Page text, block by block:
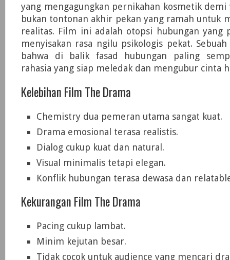
yang mengagungkan pernikahan kosmetik demi
bukan tontonan akhir pekan yang ramah untuk
realitas. Film ini adalah otopsi hubungan yang
menyisakan rasa ngilu psikologis pekat.
bahwa di balik fasad hubungan paling
rahasia yang siap meledak dan mengubur cinta
Kelebihan Film The Drama
Chemistry dua pemeran utama sangat kuat.
Drama emosional terasa realistis.
Dialog cukup kuat dan natural.
Visual minimalis tetapi elegan.
Konflik hubungan terasa dewasa dan
Kekurangan Film The Drama
Pacing cukup lambat.
Minim kejutan besar.
Tidak cocok untuk audience yang mencari